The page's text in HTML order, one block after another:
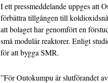
I ett pressmeddelande uppges att
förbättra tillgången till
att bolaget har genomfört en
små modulär reaktorer. Enligt
för att bygga SMR.
”För Outokumpu är slutförandet